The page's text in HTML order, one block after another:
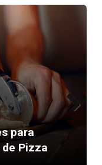
para
Pizza